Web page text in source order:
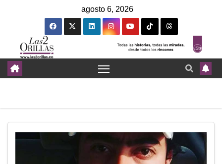
agosto 6, 2026